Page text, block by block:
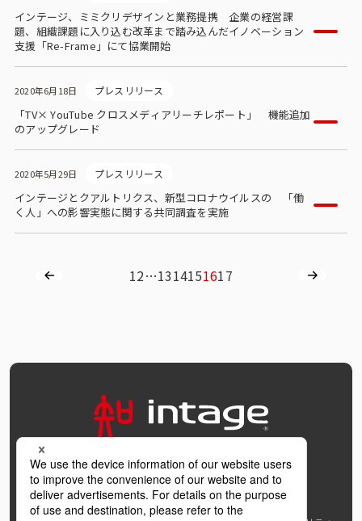
インテージ、ミミクリデザインと業務提携 企業の経営課
題、組織課題に入り込む改革まで踏み込んだイノベーション
支援「Re-Frame」にて協業開始
2020年6月18日 プレスリリース
「TV× YouTube クロスメディアリーチレポート」 機能追加
のアップグレード
2020年5月29日 プレスリリース
インテージとクアルトリクス、新型コロナウイルスの 「働
く人」への影響実態に関する共同調査を実施
12…1314151617